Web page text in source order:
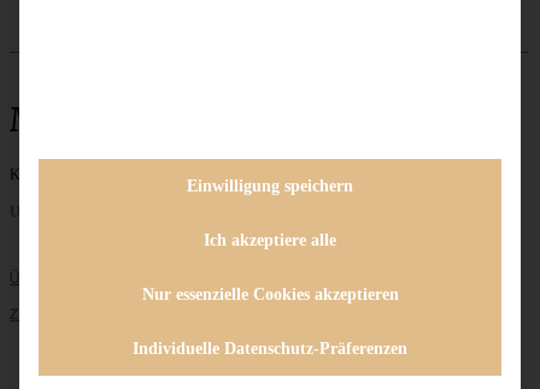
Melone
Keine Beiträge gefunden
Unternehmen
ÜBER MICH
ZUSAMMENARBEIT
Einwilligung speichern
Ich akzeptiere alle
Nur essenzielle Cookies akzeptieren
Individuelle Datenschutz-Präferenzen